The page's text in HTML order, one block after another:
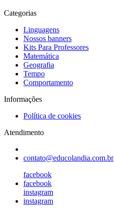
Categorias
Linguagens
Nossos banners
Kits Para Professores
Matemática
Geografia
Tempo
Comportamento
Informações
Política de cookies
Atendimento
contato@educolandia.com.br
facebook
facebook
instagram
instagram